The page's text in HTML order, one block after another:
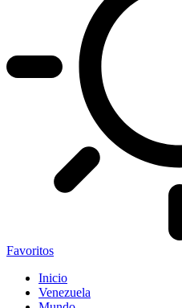
Favoritos
Inicio
Venezuela